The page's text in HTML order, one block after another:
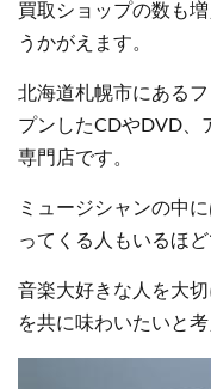
買取ショップの数も
うかがえます。
北海道札幌市にある
プンしたCDやDVD、
専門店です。
ミュージシャンの中
ってくる人もいるほど
音楽大好きな人を大
を共に味わいたいと考